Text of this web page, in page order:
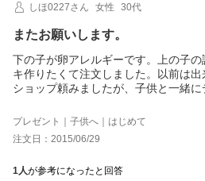
しほ0227さん
女性 30代
またお願いします。
下の子が卵アレルギーです。上の子
キ作りたくて注文しました。以前は
ショップ頼みましたが、子供と一緒に
のでスポンジのみで注文しました。
美味しかったのですが、スポンジが少
くのケーキ屋さんに至ってては、ま
ぎてケーキと呼べませんでした。こち
フワでとても美味しかったです。卵
いです。ありがとうございました。
プレゼント｜子供へ｜はじめて
注文日：2015/06/29
1人が参考になったと回答